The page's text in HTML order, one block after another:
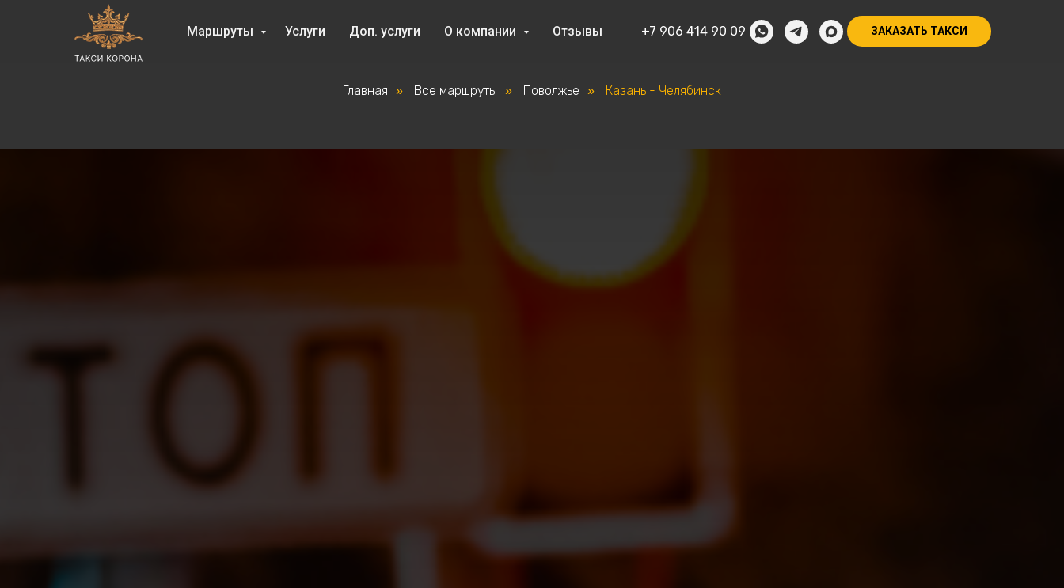
Маршруты Услуги Доп. услуги О компании Отзывы +7 906 414 90 09 ЗАКАЗАТЬ ТАКСИ
Главная » Все маршруты » Поволжье » Казань - Челябинск